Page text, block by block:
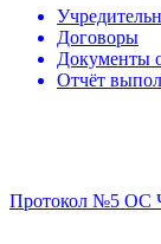
Договоры
Документы
Отчёт
Протокол №5 ОС